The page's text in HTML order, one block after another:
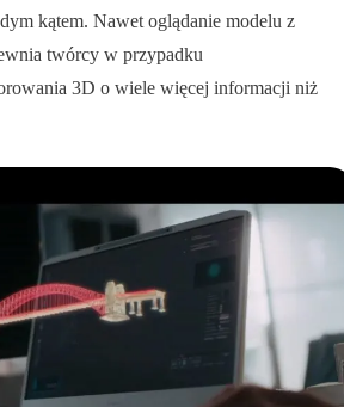
kątem. Nawet oglądanie modelu z
twórcy w przypadku
3D o wiele więcej informacji niż